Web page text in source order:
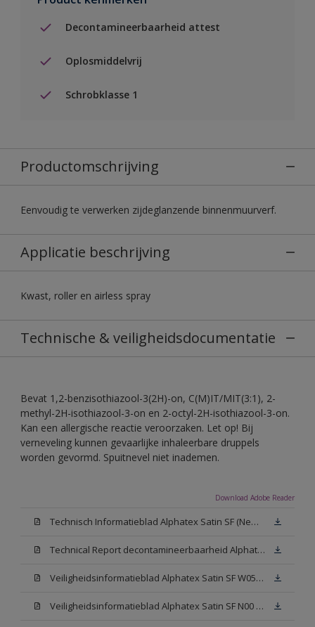
Decontamineerbaarheid attest
Oplosmiddelvrij
Schrobklasse 1
Productomschrijving
Eenvoudig te verwerken zijdeglanzende binnenmuurverf.
Applicatie beschrijving
Kwast, roller en airless spray
Technische & veiligheidsdocumentatie
Bevat 1,2-benzisothiazool-3(2H)-on, C(M)IT/MIT(3:1), 2-
methyl-2H-isothiazool-3-on en 2-octyl-2H-isothiazool-3-on.
Kan een allergische reactie veroorzaken. Let op! Bij
verneveling kunnen gevaarlijke inhaleerbare druppels
worden gevormd. Spuitnevel niet inademen.
Download Adobe Reader
Technisch Informatieblad Alphatex Satin SF (New Livery) (PDF)
Technical Report decontamineerbaarheid Alphatex Satin SF
Veiligheidsinformatieblad Alphatex Satin SF W05 (MSDS)
Veiligheidsinformatieblad Alphatex Satin SF N00 (MSDS)